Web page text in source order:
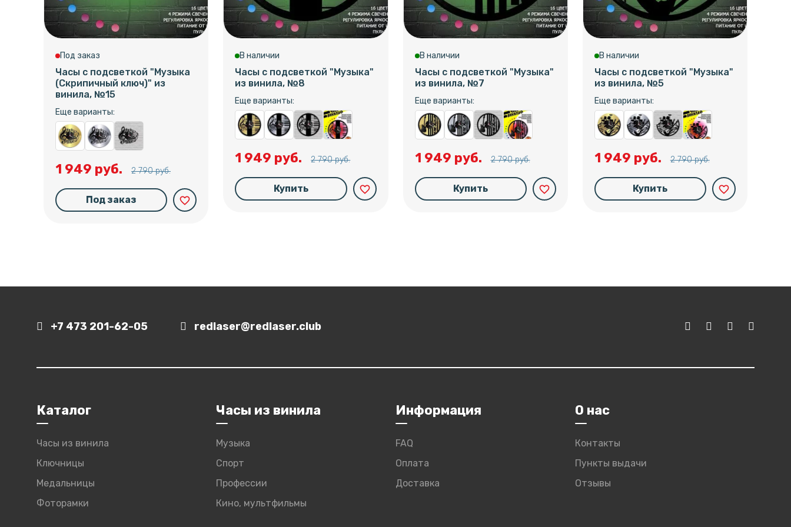
Под заказ
Часы с подсветкой "Музыка
(Скрипичный ключ)" из
винила, №15
Еще варианты:
1 949 руб. 2 790 руб.
Под заказ favorite_border
В наличии
Часы с подсветкой "Музыка"
из винила, №8
Еще варианты:
1 949 руб. 2 790 руб.
Купить favorite_border
В наличии
Часы с подсветкой "Музыка"
из винила, №7
Еще варианты:
1 949 руб. 2 790 руб.
Купить favorite_border
В наличии
Часы с подсветкой "Музыка"
из винила, №5
Еще варианты:
1 949 руб. 2 790 руб.
Купить favorite_border
+7 473 201-62-05 redlaser@redlaser.club
Каталог
Часы из винила
Ключницы
Медальницы
Фоторамки
Часы из винила
Музыка
Спорт
Профессии
Кино, мультфильмы
Информация
FAQ
Оплата
Доставка
О нас
Контакты
Пункты выдачи
Отзывы